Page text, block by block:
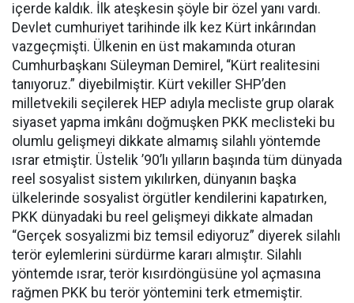
içerde kaldık. İlk ateşkesin şöyle bir özel yanı vardı.
Devlet cumhuriyet tarihinde ilk kez Kürt inkârından
vazgeçmişti. Ülkenin en üst makamında oturan
Cumhurbaşkanı Süleyman Demirel, “Kürt realitesini
tanıyoruz.” diyebilmiştir. Kürt vekiller SHP’den
milletvekili seçilerek HEP adıyla mecliste grup olarak
siyaset yapma imkânı doğmuşken PKK meclisteki bu
olumlu gelişmeyi dikkate almamış silahlı yöntemde
ısrar etmiştir. Üstelik ’90’lı yılların başında tüm dünyada
reel sosyalist sistem yıkılırken, dünyanın başka
ülkelerinde sosyalist örgütler kendilerini kapatırken,
PKK dünyadaki bu reel gelişmeyi dikkate almadan
“Gerçek sosyalizmi biz temsil ediyoruz” diyerek silahlı
terör eylemlerini sürdürme kararı almıştır. Silahlı
yöntemde ısrar, terör kısırdöngüsüne yol açmasına
rağmen PKK bu terör yöntemini terk etmemiştir.